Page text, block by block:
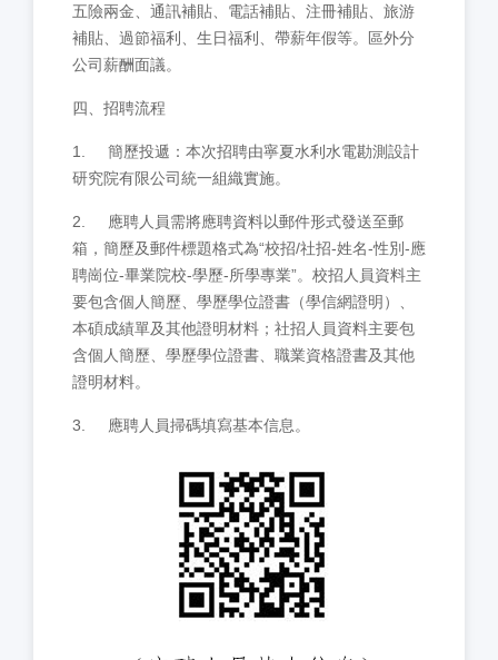
五險兩金、通訊補貼、電話補貼、注冊補貼、旅游
補貼、過節福利、生日福利、帶薪年假等。區外分
公司薪酬面議。
四、招聘流程
1.
簡歷投遞：本次招聘由寧夏水利水電勘測設計
研究院有限公司統一組織實施。
2.
應聘人員需將應聘資料以郵件形式發送至郵
箱，簡歷及郵件標題格式為“校招/社招-姓名-性別-應
聘崗位-畢業院校-學歷-所學專業”。校招人員資料主
要包含個人簡歷、學歷學位證書（學信網證明）、
本碩成績單及其他證明材料；社招人員資料主要包
含個人簡歷、學歷學位證書、職業資格證書及其他
證明材料。
3. 應聘人員掃碼填寫基本信息。